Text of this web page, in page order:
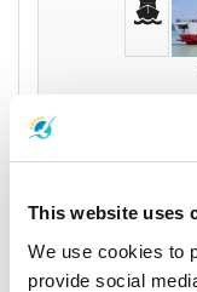
This website uses
We use cookies to
provide social